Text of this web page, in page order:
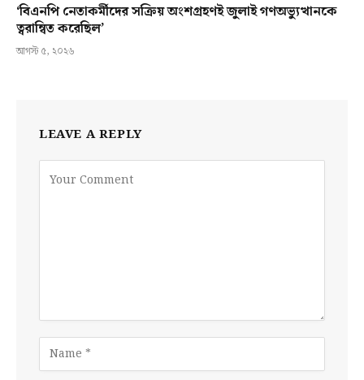
‘বিএনপি নেতাকর্মীদের সক্রিয় অংশগ্রহণই জুলাই গণঅভ্যুত্থানকে
ত্বরান্বিত করেছিল’
আগস্ট ৫, ২০২৬
LEAVE A REPLY